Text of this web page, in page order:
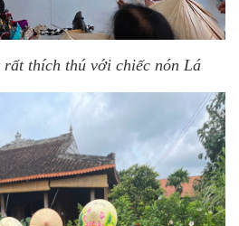
rất thích thú với chiếc nón Lá